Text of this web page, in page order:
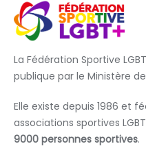
La Fédération Sportive
publique par le Ministère
Elle existe depuis 1986 et
associations sportives
9000 personnes sportives.